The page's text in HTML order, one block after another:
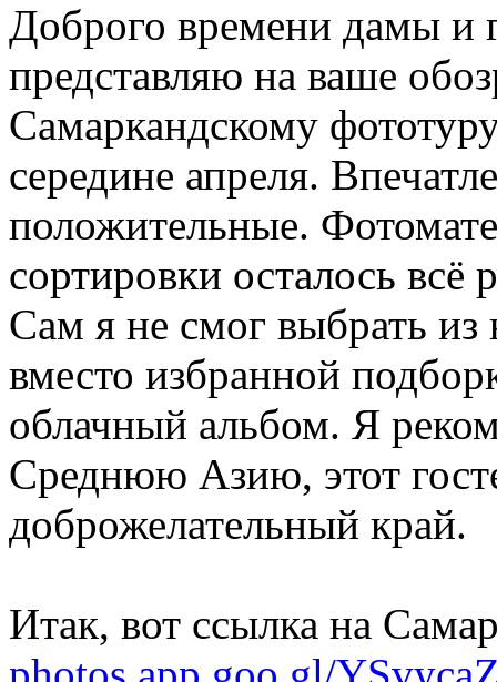
Доброго времени дамы и
представляю на ваше
Самаркандскому
середине апреля.
положительные.
сортировки осталось
Сам я не смог выбрать из
вместо избранной
облачный альбом. Я
Среднюю Азию, этот
доброжелательный край.
Итак, вот ссылка на